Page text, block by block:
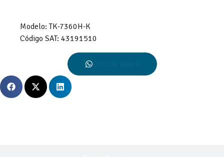
Modelo:TK-7360H-K
Código SAT: 43191510